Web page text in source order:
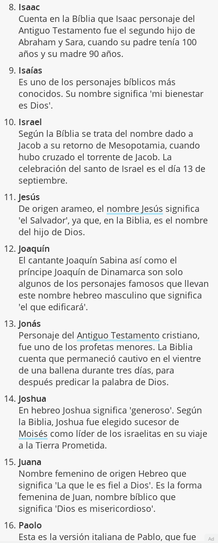
Isaac
Cuenta en la Bíblia que Isaac personaje del
Antiguo Testamento fue el segundo hijo de
Abraham y Sara, cuando su padre tenía 100
años y su madre 90 años.
Isaías
Es uno de los personajes bíblicos más
conocidos. Su nombre significa 'mi bienestar
es Dios'.
Israel
Según la Bíblia se trata del nombre dado a
Jacob a su retorno de Mesopotamia, cuando
hubo cruzado el torrente de Jacob. La
celebración del santo de Israel es el día 13 de
septiembre.
Jesús
De origen arameo, el nombre Jesús significa
'el Salvador', ya que, en la Biblia, es el nombre
del hijo de Dios.
Joaquín
El cantante Joaquín Sabina así como el
príncipe Joaquín de Dinamarca son solo
algunos de los personajes famosos que llevan
este nombre hebreo masculino que significa
'el que edificará'.
Jonás
Personaje del Antiguo Testamento cristiano,
fue uno de los profetas menores. La Biblia
cuenta que permaneció cautivo en el vientre
de una ballena durante tres días, para
después predicar la palabra de Dios.
Joshua
En hebreo Joshua significa 'generoso'. Según
la Biblia, Joshua fue elegido sucesor de
Moisés como líder de los israelitas en su viaje
a la Tierra Prometida.
Juana
Nombre femenino de origen Hebreo que
significa 'La que le es fiel a Dios'. Es la forma
femenina de Juan, nombre bíblico que
significa 'Dios es misericordioso'.
Paolo
Esta es la versión italiana de Pablo, que fue
Ad